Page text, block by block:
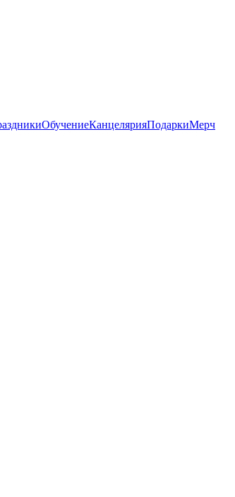
ОбучениеКанцелярияПодаркиМерч